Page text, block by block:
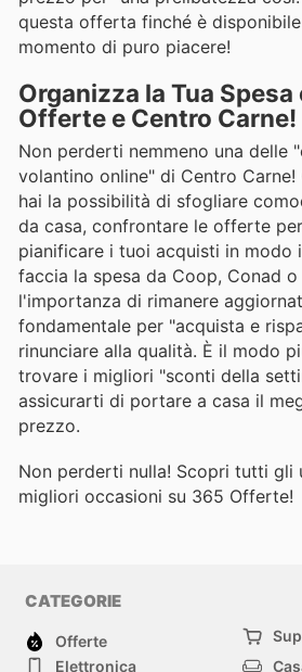
questa offerta finché è
momento di puro piacere!
Organizza la Tua
Offerte e Centro Carne!
Non perderti nemmeno una delle
volantino online" di Centro
hai la possibilità di sfogliare
da casa, confrontare le offerte
pianificare i tuoi acquisti in modo
faccia la spesa da Coop, Conad o
l'importanza di rimanere
fondamentale per "acquista e
rinunciare alla qualità. È il modo
trovare i migliori "sconti della
assicurarti di portare a casa il
prezzo.
Non perderti nulla! Scopri tutti gli
migliori occasioni su 365 Offerte!
CATEGORIE
Offerte
Elettronica